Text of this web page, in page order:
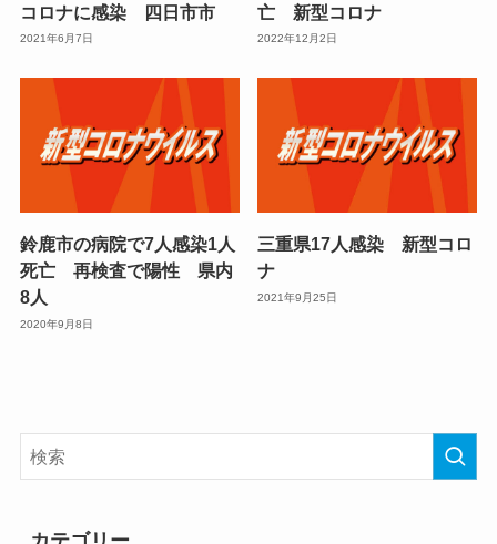
コロナに感染 四日市市
2021年6月7日
亡 新型コロナ
2022年12月2日
鈴鹿市の病院で7人感染1人
死亡 再検査で陽性 県内
8人
2020年9月8日
三重県17人感染 新型コロ
ナ
2021年9月25日